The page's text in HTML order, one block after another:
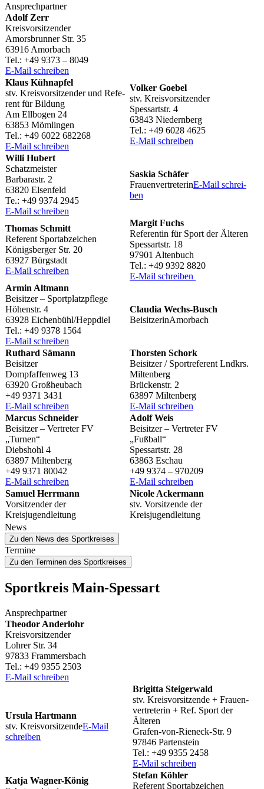
Ansprech­part­ner
Adolf Zerr
Kreisvorsitzender
Amors­brun­ner Str. 35
63916 Amorbach
Tel.: +49 9373 – 8049
E‑Mail schrei­ben
Klaus Kühn­ap­fel
stv. Kreis­vor­sit­zen­der und Refe­
rent für Bildung
Am Ellbo­gen 24
63853 Mömlingen
Tel.: +49 6022 682268
E‑Mail schrei­ben
Volker Goebel
stv. Kreisvorsitzender
Spes­sart­str. 4
63843 Niedernberg
Tel.: +49 6028 4625
E‑Mail schrei­ben
Willi Hubert
Schatzmeister
Barba­r­astr. 2
63820 Elsenfeld
Te.: +49 9374 2945
E‑Mail schrei­ben
Saskia Schä­fer
Frau­en­ver­tre­te­rinE‑Mail schrei­
ben
Thomas Schmitt
Refe­rent Sportabzeichen
Königs­ber­ger Str. 20
63927 Bürgstadt
E‑Mail schrei­ben
Margit Fuchs
Refe­ren­tin für Sport der Älteren
Spes­sart­str. 18
97901 Altenbuch
Tel.: +49 9392 8820
E‑Mail schrei­ben
Armin Altmann
Beisit­zer – Sportplatzpflege
Höhen­str. 4
63928 Eichenbühl/​Heppdiel
Tel.: +49 9378 1564
E‑Mail schrei­ben
Clau­dia Wechs-Busch
BeisitzerinAmorbach
Ruthard Sämann
Beisit­zer
Dompfaf­fen­weg 13
63920 Großheubach
+49 9371 3431
E‑Mail schrei­ben
Thors­ten Schork
Beisit­zer / Sport­re­fe­rent Lndkrs.
Miltenberg
Brücken­str. 2
63897 Miltenberg
E‑Mail schrei­ben
Marcus Schnei­der
Beisit­zer – Vertre­ter FV
„Turnen“
Diebs­hohl 4
63897 Miltenberg
+49 9371 80042
E‑Mail schrei­ben
Adolf Weis
Beisit­zer – Vertre­ter FV
„Fußball“
Spes­sart­str. 28
63863 Eschau
+49 9374 – 970209
E‑Mail schrei­ben
Samuel Herr­mann
Vorsit­zen­der der
Kreisjugendleitung
Nicole Acker­mann
stv. Vorsit­zende der
Kreisjugendleitung
News
Zu den News des Sportkreises
Termine
Zu den Terminen des Sportkreises
Sport­kreis Main-Spessart
Ansprech­part­ner
Theo­dor Anderlohr
Kreisvorsitzender
Lohrer Str. 34
97833 Frammersbach
Tel.: +49 9355 2503
E‑Mail schrei­ben
Ursula Hart­mann
stv. Kreis­vor­sit­zendeE‑Mail
schrei­ben
Brigitta Stei­ger­wald
stv. Kreis­vor­sit­zende + Frau­en­
ver­tre­te­rin + Ref. Sport der
Älteren
Grafen-von-Rieneck-Str. 9
97846 Partenstein
Tel.: +49 9355 2458
E‑Mail schrei­ben
Katja Wagner-König
Stefan Köhler
Refe­rent Sportabzeichen